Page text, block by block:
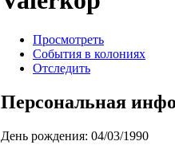
Просмотреть
События в колониях
Отследить
Персональная
День рождения: 04/03/1990